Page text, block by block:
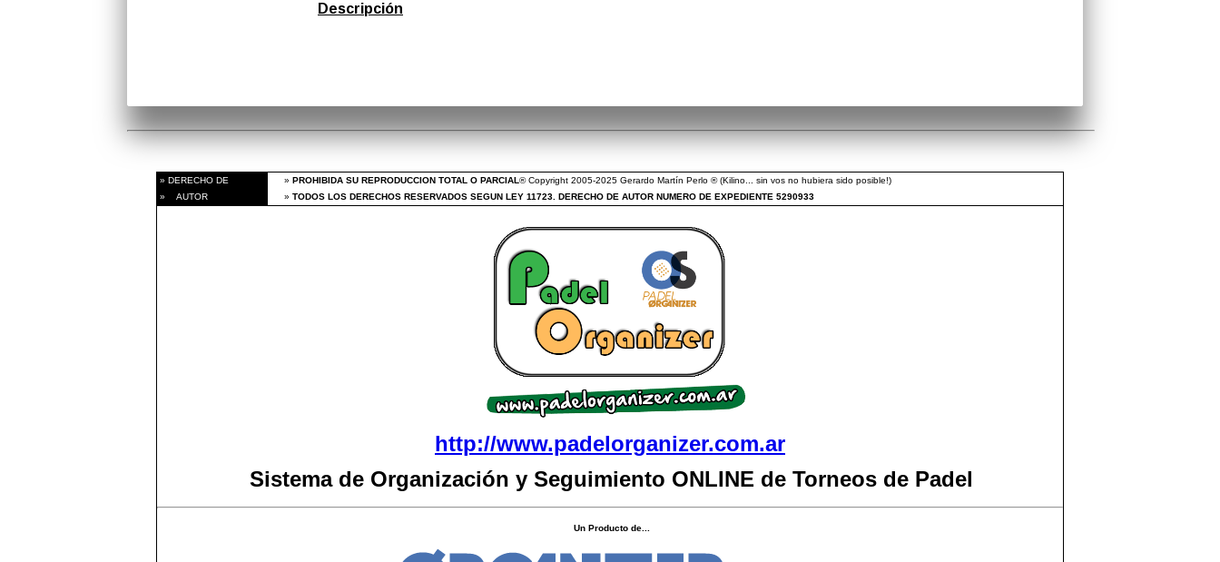
Descripción
» DERECHO DE » PROHIBIDA SU REPRODUCCION TOTAL O PARCIAL® Copyright 2005-2025 Gerardo Martín Perlo ® (Kilino... sin vos no hubiera sido posible!)
» AUTOR
» TODOS LOS DERECHOS RESERVADOS SEGUN LEY 11723. DERECHO DE AUTOR NUMERO DE EXPEDIENTE 5290933
http://www.padelorganizer.com.ar
Sistema de Organización y Seguimiento ONLINE de Torneos de Padel
Un Producto de...